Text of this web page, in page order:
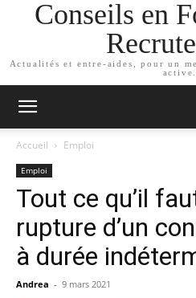
Conseils en
Actualités et entre-aides, pour un
active.
Accueil Emploi
Emploi
Tout ce qu’il
rupture d’un
à durée
Andrea - 9 mars 2021